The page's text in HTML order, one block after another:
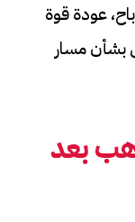
عودة قوة
بشأن مسار
بعد